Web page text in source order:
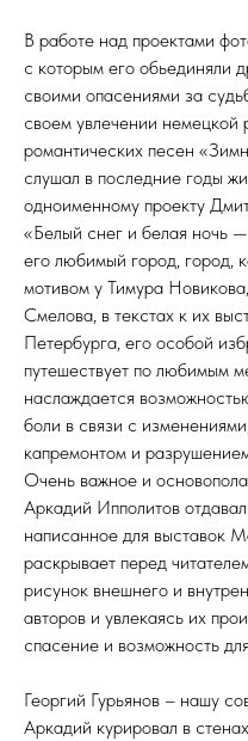
В работе над проектами
с которым его обьединяли
своими опасениями за
своем увлечении немецкой
романтических песен
слушал в последние годы
одноименному проекту
«Белый снег и белая ночь
его любимый город, город,
мотивом у Тимура
Смелова, в текстах к их
Петербурга, его особой
путешествует по любимым
наслаждается
боли в связи с
капремонтом и
Очень важное и
Аркадий Ипполитов
написанное для выставок
раскрывает перед
рисунок внешнего и
авторов и увлекаясь их
спасение и возможность
Георгий Гурьянов – нашу
Аркадий курировал в